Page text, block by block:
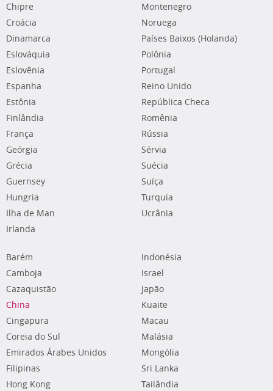
Chipre
Croácia
Dinamarca
Eslováquia
Eslovênia
Espanha
Estônia
Finlândia
França
Geórgia
Grécia
Guernsey
Hungria
Ilha de Man
Irlanda
Montenegro
Noruega
Países Baixos (Holanda)
Polônia
Portugal
Reino Unido
República Checa
Romênia
Rússia
Sérvia
Suécia
Suíça
Turquia
Ucrânia
Barém
Camboja
Cazaquistão
China
Cingapura
Coreia do Sul
Emirados Árabes Unidos
Filipinas
Hong Kong
Indonésia
Israel
Japão
Kuaite
Macau
Malásia
Mongólia
Sri Lanka
Tailândia